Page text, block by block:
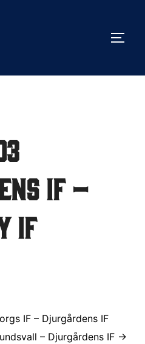
IF –
IF
IF – Djurgårdens IF
– Djurgårdens IF →